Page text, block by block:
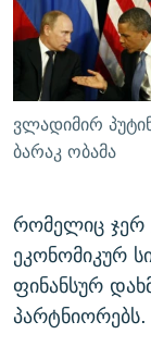
ვლადიმირ
ბარაკ ობამა
რომელიც ჯერ
ეკონომიკურ
ფინანსურ
პარტნიორებს.